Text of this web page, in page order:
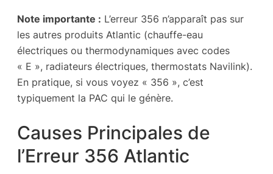
Note importante : L’erreur 356 n’apparaît pas sur
les autres produits Atlantic (chauffe-eau
électriques ou thermodynamiques avec codes
« E », radiateurs électriques, thermostats Navilink).
En pratique, si vous voyez « 356 », c’est
typiquement la PAC qui le génère.
Causes Principales de
l’Erreur 356 Atlantic